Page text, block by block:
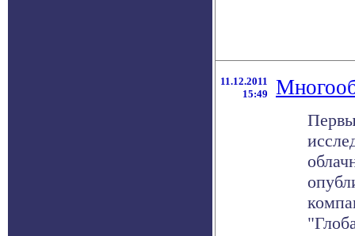
11.12.2011
15:49